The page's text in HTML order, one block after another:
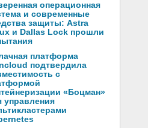
операционная
и современные
защиты: Astra
и Dallas Lock прошли
платформа
подтвердила
с
«Боцман»
управления